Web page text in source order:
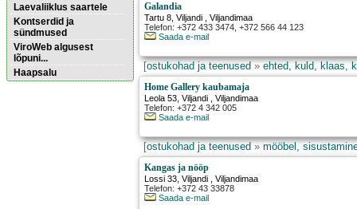
Laevaliiklus saartele
Kontserdid ja
sündmused
ViroWeb algusest
lõpuni...
Haapsalu
Galandia
Tartu 8 ,Viljandi , Viljandimaa
Telefon: +372 433 3474, +372 566 44 123
Saada e-mail
[ostukohad ja teenused»ehted, kuld, klaas,
Home Gallery kaubamaja
Leola 53 ,Viljandi , Viljandimaa
Telefon: +372 4 342 005
Saada e-mail
[ostukohad ja teenused»mööbel,
Kangas ja nööp
Lossi 33 ,Viljandi , Viljandimaa
Telefon: +372 43 33878
Saada e-mail